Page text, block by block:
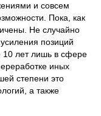
и совсем
Пока, как
Не случайно
позиций
10 лет лишь в сфере
иных
степени это
а также